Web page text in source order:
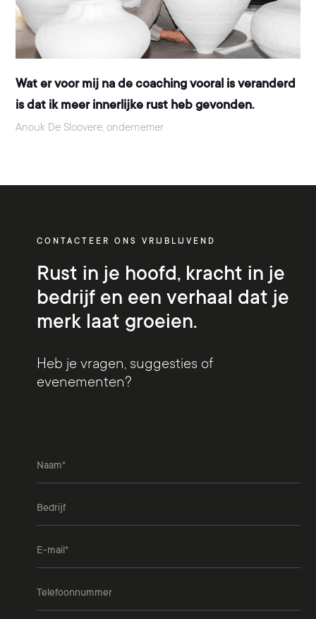
Wat er voor mij na de coaching vooral is veranderd
is dat ik meer innerlijke rust heb gevonden.
Anouk De Sloovere, ondernemer
CONTACTEER ONS VRIJBLIJVEND
Rust in je hoofd, kracht in je
bedrijf en een verhaal dat je
merk laat groeien.
Heb je vragen, suggesties of
evenementen?